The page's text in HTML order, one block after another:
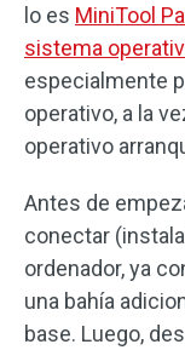
lo es MiniTool
sistema
especialmente
operativo, a la
operativo
Antes de
conectar
ordenador, ya
una bahía
base. Luego,